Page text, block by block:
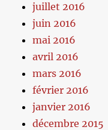
juillet 2016
juin 2016
mai 2016
avril 2016
mars 2016
février 2016
janvier 2016
décembre 2015